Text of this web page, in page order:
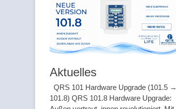
Aktuelles
QRS 101 Hardware Upgrade (101.5 →
101.8) QRS 101.8 Hardware Upgrade: